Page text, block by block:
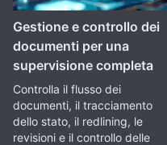
Gestione e controllo dei
documenti per una
supervisione completa
Controlla il flusso dei
documenti, il tracciamento
dello stato, il redlining, le
revisioni e il controllo delle